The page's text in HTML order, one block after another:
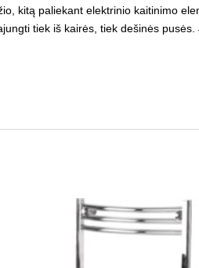
kitą paliekant elektrinio kaitinimo
tiek iš kairės, tiek dešinės pusės.